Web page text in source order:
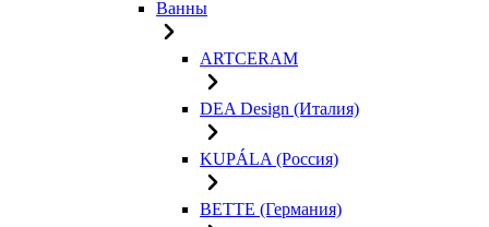
Ванны
ARTCERAM
DEA Design (Италия)
KUPÁLA (Россия)
BETTE (Германия)